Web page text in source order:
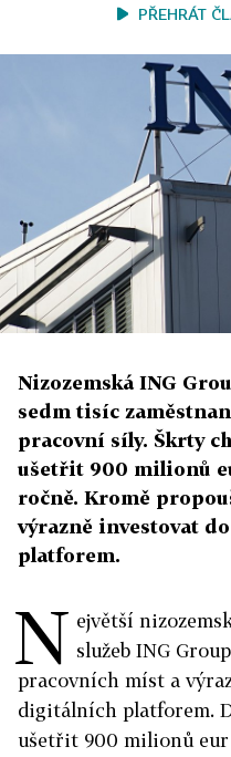
PŘEHRÁT
Nizozemská ING
sedm tisíc
pracovní síly. Škrty
ušetřit 900 milionů
ročně. Kromě
výrazně investovat
platforem.
N ejvětší
služeb ING
pracovních míst a
digitálních platforem.
ušetřit 900 milionů